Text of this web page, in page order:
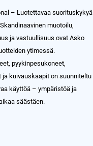
– Luotettavaa suorituskykyä
muotoilu,
ja vastuullisuus ovat Asko
ytimessä.
pyykinpesukoneet,
ja kuivauskaapit on suunniteltu
käyttöä – ympäristöä ja
säästäen.